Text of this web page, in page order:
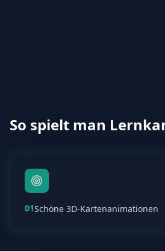
So spielt man
01Schöne 3D-Kartenanimationen